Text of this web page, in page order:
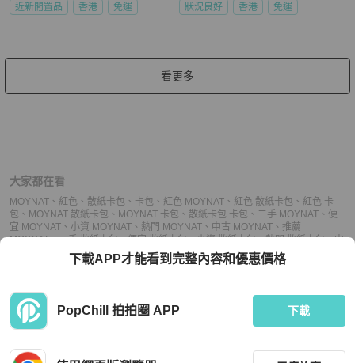
近新閒置品 香港 免運 狀況良好 香港 免運
看更多
大家都在看
MOYNAT 、 紅色 、 散紙卡包 、 卡包 、 紅色 MOYNAT 、 紅色 散紙卡包 、 紅色 卡
包 、 MOYNAT 散紙卡包 、 MOYNAT 卡包 、 散紙卡包 卡包 、 二手 MOYNAT 、 便
宜 MOYNAT 、 小資 MOYNAT 、 熱門 MOYNAT 、 中古 MOYNAT 、 推薦
MOYNAT、二手 散紙卡包、便宜 散紙卡包、小資 散紙卡包、熱門 散紙卡包、中
推薦 散紙卡包 、二手 卡包、便宜 卡包、小資 卡包、
推薦 卡包
下載APP才能看到完整內容和優惠價格
PopChill 拍拍圈 APP 下載